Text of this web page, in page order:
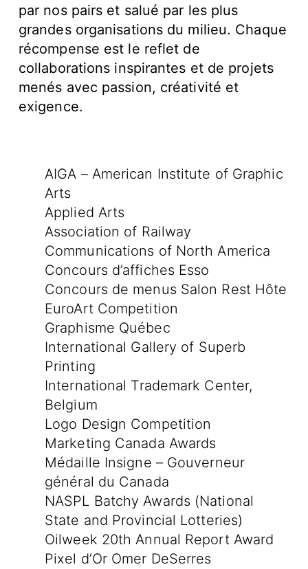
par nos pairs et salué par les plus
grandes organisations du milieu. Chaque
récompense est le reflet de
collaborations inspirantes et de projets
menés avec passion, créativité et
exigence.
AIGA – American Institute of Graphic
Arts
Applied Arts
Association of Railway
Communications of North America
Concours d’affiches Esso
Concours de menus Salon Rest Hôte
EuroArt Competition
Graphisme Québec
International Gallery of Superb
Printing
International Trademark Center,
Belgium
Logo Design Competition
Marketing Canada Awards
Médaille Insigne – Gouverneur
général du Canada
NASPL Batchy Awards (National
State and Provincial Lotteries)
Oilweek 20th Annual Report Award
Pixel d’Or Omer DeSerres